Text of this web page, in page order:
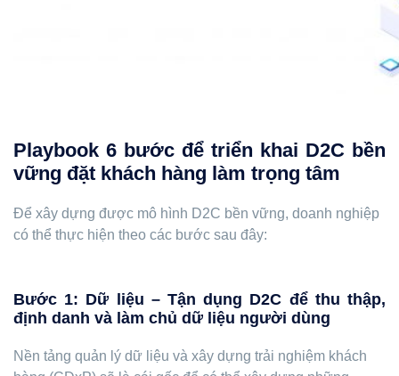
Playbook 6 bước để triển khai D2C bền
vững đặt khách hàng làm trọng tâm
Để xây dựng được mô hình D2C bền vững, doanh nghiệp
có thể thực hiện theo các bước sau đây:
Bước 1: Dữ liệu – Tận dụng D2C để thu thập,
định danh và làm chủ dữ liệu người dùng
Nền tảng quản lý dữ liệu và xây dựng trải nghiệm khách